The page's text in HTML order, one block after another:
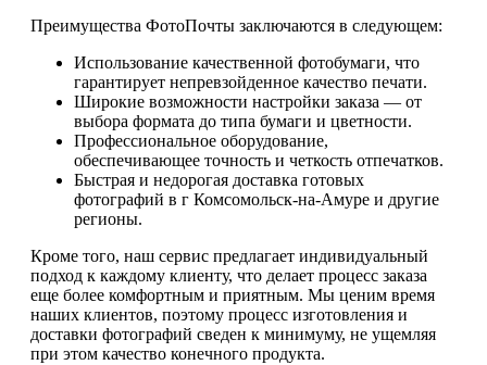
Преимущества ФотоПочты заключаются в следующем:
Использование качественной фотобумаги, что
гарантирует непревзойденное качество печати.
Широкие возможности настройки заказа — от
выбора формата до типа бумаги и цветности.
Профессиональное оборудование,
обеспечивающее точность и четкость отпечатков.
Быстрая и недорогая доставка готовых
фотографий в г Комсомольск-на-Амуре и другие
регионы.
Кроме того, наш сервис предлагает индивидуальный
подход к каждому клиенту, что делает процесс заказа
еще более комфортным и приятным. Мы ценим время
наших клиентов, поэтому процесс изготовления и
доставки фотографий сведен к минимуму, не ущемляя
при этом качество конечного продукта.